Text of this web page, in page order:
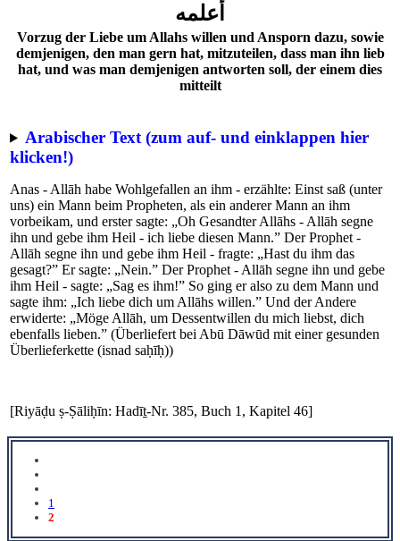
أعلمه
Vorzug der Liebe um Allahs willen und Ansporn dazu, sowie
demjenigen, den man gern hat, mitzuteilen, dass man ihn lieb
hat, und was man demjenigen antworten soll, der einem dies
mitteilt
Arabischer Text (zum auf- und einklappen hier
klicken!)
Anas - Allāh habe Wohlgefallen an ihm - erzählte: Einst saß (unter
uns) ein Mann beim Propheten, als ein anderer Mann an ihm
vorbeikam, und erster sagte: „Oh Gesandter Allāhs - Allāh segne
ihn und gebe ihm Heil - ich liebe diesen Mann.” Der Prophet -
Allāh segne ihn und gebe ihm Heil - fragte: „Hast du ihm das
gesagt?” Er sagte: „Nein.” Der Prophet - Allāh segne ihn und gebe
ihm Heil - sagte: „Sag es ihm!” So ging er also zu dem Mann und
sagte ihm: „Ich liebe dich um Allāhs willen.” Und der Andere
erwiderte: „Möge Allāh, um Dessentwillen du mich liebst, dich
ebenfalls lieben.” (Überliefert bei Abū Dāwūd mit einer gesunden
Überlieferkette (isnad saḥīḥ))
[Riyāḍu ṣ-Ṣāliḥīn: Hadīṯ-Nr. 385, Buch 1, Kapitel 46]
1
2